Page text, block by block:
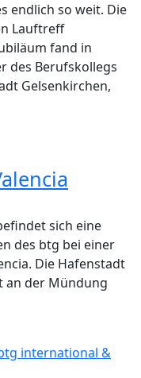
endlich so weit. Die
Lauftreff
fand in
des Berufskollegs
Gelsenkirchen,
sich eine
des btg bei einer
Die Hafenstadt
an der Mündung